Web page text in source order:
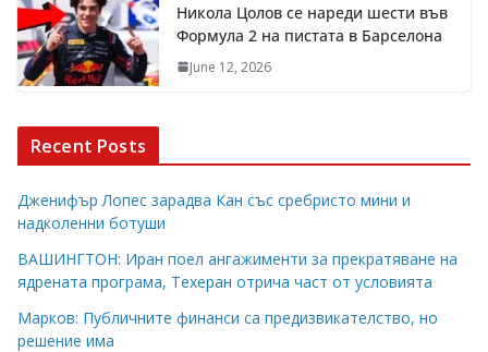
Никола Цолов се нареди шести във
Формула 2 на пистата в Барселона
June 12, 2026
Recent Posts
Дженифър Лопес зарадва Кан със сребристо мини и
надколенни ботуши
ВАШИНГТОН: Иран поел ангажименти за прекратяване на
ядрената програма, Техеран отрича част от условията
Марков: Публичните финанси са предизвикателство, но
решение има